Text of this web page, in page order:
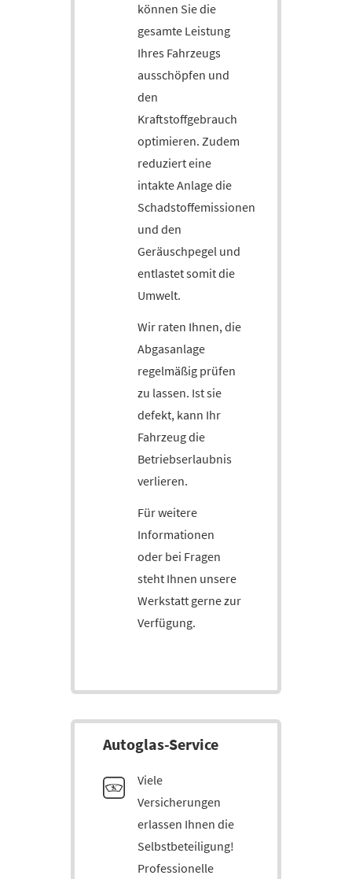
können Sie die
gesamte Leistung
Ihres Fahrzeugs
ausschöpfen und
den
Kraftstoffgebrauch
optimieren. Zudem
reduziert eine
intakte Anlage die
Schadstoffemissionen
und den
Geräuschpegel und
entlastet somit die
Umwelt.
Wir raten Ihnen, die
Abgasanlage
regelmäßig prüfen
zu lassen. Ist sie
defekt, kann Ihr
Fahrzeug die
Betriebserlaubnis
verlieren.
Für weitere
Informationen
oder bei Fragen
steht Ihnen unsere
Werkstatt gerne zur
Verfügung.
Auto­glas-Service
Viele
Versicherungen
erlassen Ihnen die
Selbstbeteiligung!
Professionelle